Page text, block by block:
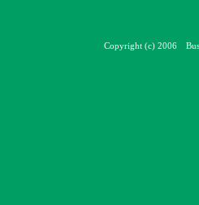
Copyright (c) 2006